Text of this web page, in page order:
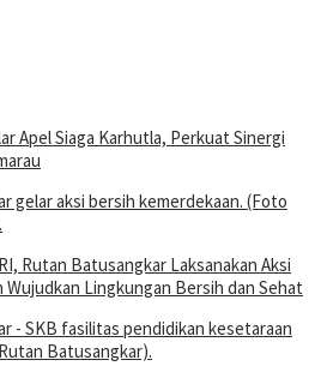
Apel Siaga Karhutla, Perkuat Sinergi
Rutan Batusangkar Laksanakan Aksi
Wujudkan Lingkungan Bersih dan Sehat